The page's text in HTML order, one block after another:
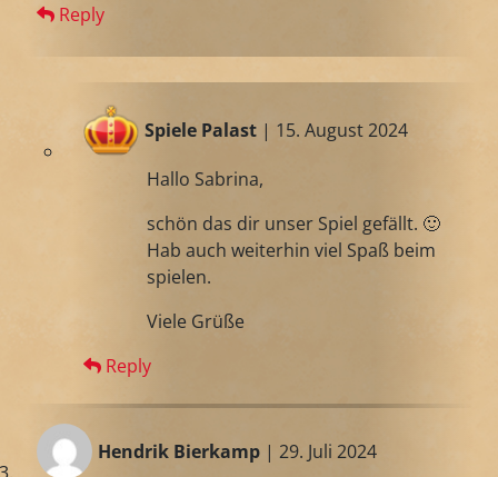
Reply
Spiele Palast | 15. August 2024
Hallo Sabrina,
schön das dir unser Spiel gefällt. 🙂
Hab auch weiterhin viel Spaß beim
spielen.
Viele Grüße
Reply
Hendrik Bierkamp | 29. Juli 2024